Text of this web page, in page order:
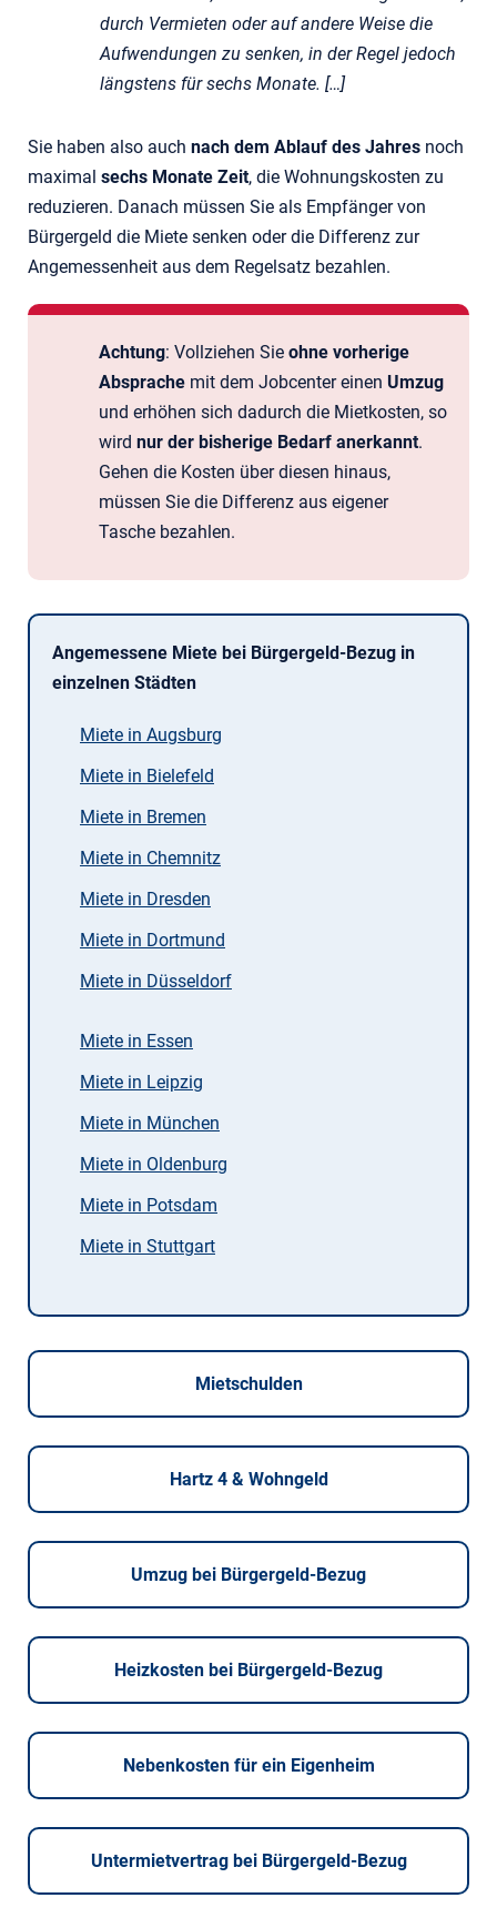
durch Vermieten oder auf andere Weise die
Aufwendungen zu senken, in der Regel jedoch
längstens für sechs Monate. […]
Sie haben also auch nach dem Ablauf des Jahres noch
maximal sechs Monate Zeit, die Wohnungskosten zu
reduzieren. Danach müssen Sie als Empfänger von
Bürgergeld die Miete senken oder die Differenz zur
Angemessenheit aus dem Regelsatz bezahlen.
Achtung: Vollziehen Sie ohne vorherige
Absprache mit dem Jobcenter einen Umzug
und erhöhen sich dadurch die Mietkosten, so
wird nur der bisherige Bedarf anerkannt.
Gehen die Kosten über diesen hinaus,
müssen Sie die Differenz aus eigener
Tasche bezahlen.
Angemessene Miete bei Bürgergeld-Bezug in
einzelnen Städten
Miete in Augsburg
Miete in Bielefeld
Miete in Bremen
Miete in Chemnitz
Miete in Dresden
Miete in Dortmund
Miete in Düsseldorf
Miete in Essen
Miete in Leipzig
Miete in München
Miete in Oldenburg
Miete in Potsdam
Miete in Stuttgart
Mietschulden
Hartz 4 & Wohngeld
Umzug bei Bürgergeld-Bezug
Heizkosten bei Bürgergeld-Bezug
Nebenkosten für ein Eigenheim
Untermietvertrag bei Bürgergeld-Bezug